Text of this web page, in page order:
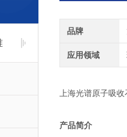
品牌
应用领域
上海光谱原子吸
产品简介